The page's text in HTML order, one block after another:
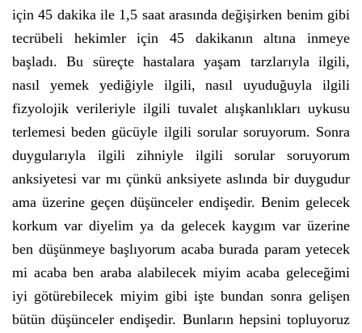
için 45 dakika ile 1,5 saat arasında değişirken benim gibi
tecrübeli hekimler için 45 dakikanın altına inmeye
başladı. Bu süreçte hastalara yaşam tarzlarıyla ilgili,
nasıl yemek yediğiyle ilgili, nasıl uyuduğuyla ilgili
fizyolojik verileriyle ilgili tuvalet alışkanlıkları uykusu
terlemesi beden gücüyle ilgili sorular soruyorum. Sonra
duygularıyla ilgili zihniyle ilgili sorular soruyorum
anksiyetesi var mı çünkü anksiyete aslında bir duygudur
ama üzerine geçen düşünceler endişedir. Benim gelecek
korkum var diyelim ya da gelecek kaygım var üzerine
ben düşünmeye başlıyorum acaba burada param yetecek
mi acaba ben araba alabilecek miyim acaba geleceğimi
iyi götürebilecek miyim gibi işte bundan sonra gelişen
bütün düşünceler endişedir. Bunların hepsini topluyoruz